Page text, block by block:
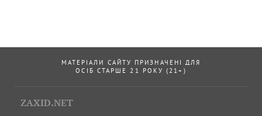
МАТЕРІАЛИ САЙТУ ПРИЗНАЧЕНІ ДЛЯ
ОСІБ СТАРШЕ 21 РОКУ (21+)
ZAXID.NET